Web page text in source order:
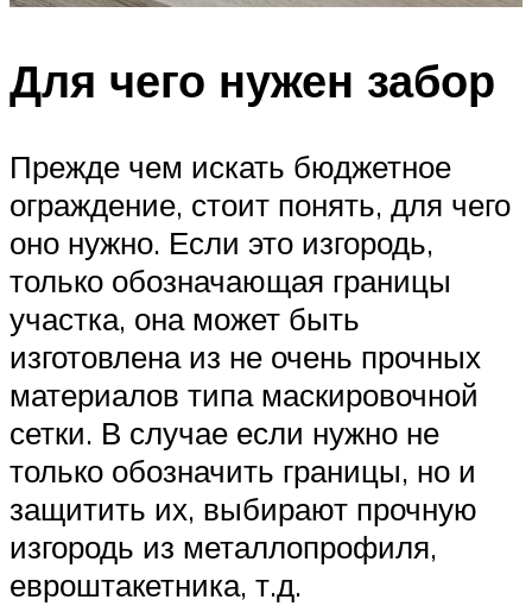
Для чего нужен забор
Прежде чем искать бюджетное
ограждение, стоит понять, для чего
оно нужно. Если это изгородь,
только обозначающая границы
участка, она может быть
изготовлена из не очень прочных
материалов типа маскировочной
сетки. В случае если нужно не
только обозначить границы, но и
защитить их, выбирают прочную
изгородь из металлопрофиля,
евроштакетника, т.д.